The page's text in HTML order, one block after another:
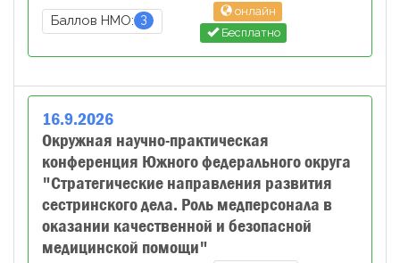
Баллов НМО: 3
онлайн
Бесплатно
16.9.2026
Окружная научно-практическая
конференция Южного федерального округа
"Стратегические направления развития
сестринского дела. Роль медперсонала в
оказании качественной и безопасной
медицинской помощи"